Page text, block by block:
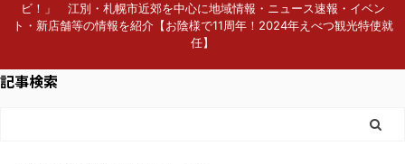
ビ！」 江別・札幌市近郊を中心に地域情報・ニュース速報・イベン
ト・新店舗等の情報を紹介【お陰様で11周年！2024年えべつ観光特使就
任】
記事検索